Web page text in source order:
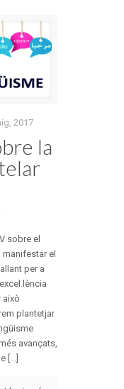
2017
la
sobre el
el
per a
això
plantetjar
avançats,